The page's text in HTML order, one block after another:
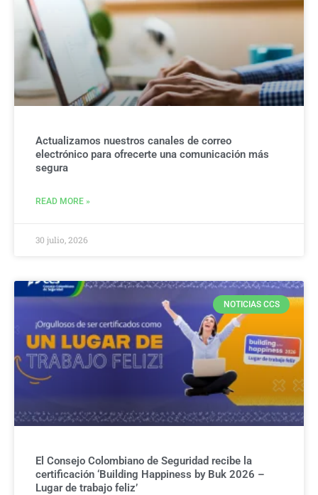
Actualizamos nuestros canales de correo
electrónico para ofrecerte una comunicación más
segura
READ MORE »
30 julio, 2026
NOTICIAS CCS
El Consejo Colombiano de Seguridad recibe la
certificación ‘Building Happiness by Buk 2026 –
Lugar de trabajo feliz’